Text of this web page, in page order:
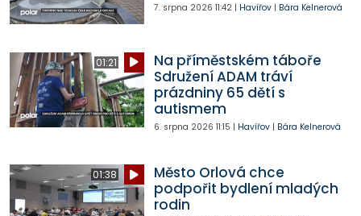
7. srpna 2026 11:42| Havířov| Bára Kelnerová
01:21
Na příměstském táboře
Sdružení ADAM tráví
prázdniny 65 dětí s
autismem
6. srpna 2026 11:15 | Havířov| Bára Kelnerová
01:38
Město Orlová chce
podpořit bydlení mladých
rodin